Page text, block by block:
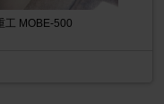
工 MOBE-500